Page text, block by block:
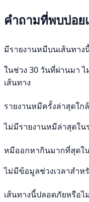
คำถามที่พบบ่อย
มีรายงานหมีบนเส้นทาง
ในช่วง 30 วันที่ผ่านมา
เส้นทาง
รายงานหมีครั้งล่าสุดใก
ไม่มีรายงานหมีล่าสุดใน
หมีออกหากินมากที่สุดใ
ไม่มีข้อมูลช่วงเวลาสำห
เส้นทางนี้ปลอดภัยหรือไ